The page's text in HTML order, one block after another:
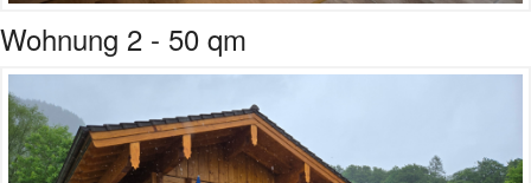
Wohnung 2 - 50 qm